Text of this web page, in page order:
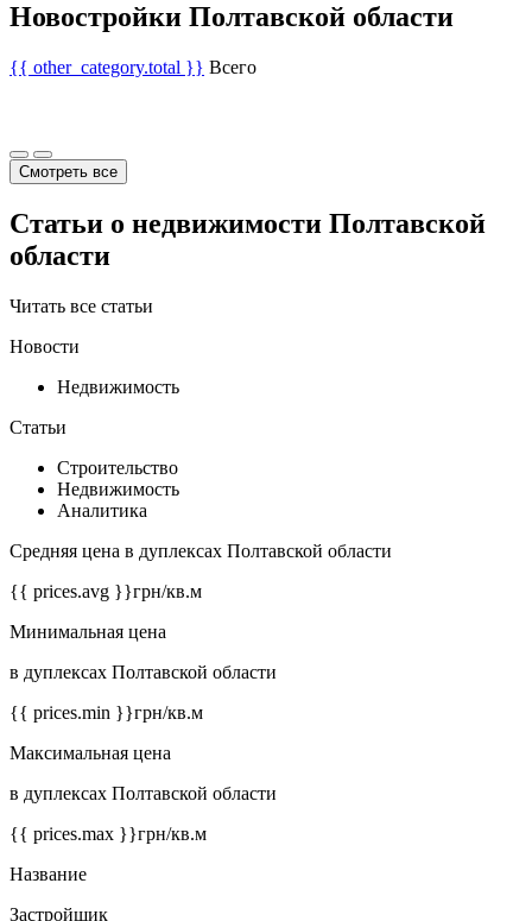
Новостройки Полтавской области
{{ other_category.total }} Всего
Смотреть все
Статьи о недвижимости Полтавской
области
Читать все статьи
Новости
Недвижимость
Статьи
Строительство
Недвижимость
Аналитика
Средняя цена в дуплексах Полтавской области
{{ prices.avg }}грн/кв.м
Минимальная цена
в дуплексах Полтавской области
{{ prices.min }}грн/кв.м
Максимальная цена
в дуплексах Полтавской области
{{ prices.max }}грн/кв.м
Название
Застройщик